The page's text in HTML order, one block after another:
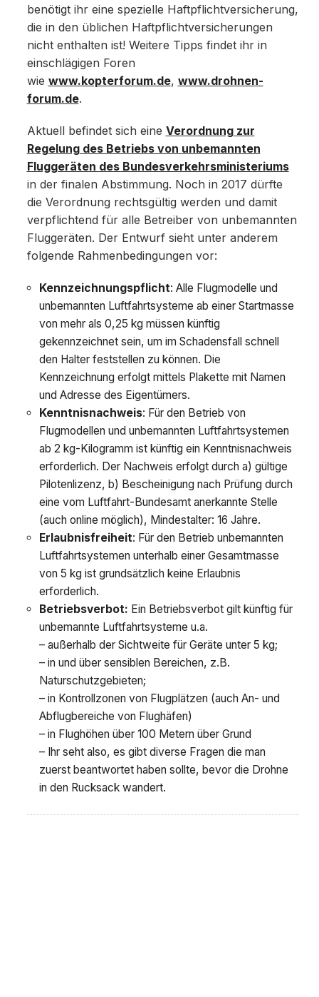
benötigt ihr eine spezielle Haftpflichtversicherung,
die in den üblichen Haftpflichtversicherungen
nicht enthalten ist! Weitere Tipps findet ihr in
einschlägigen Foren
wie www.kopterforum.de, www.drohnen-
forum.de.
Aktuell befindet sich eine Verordnung zur
Regelung des Betriebs von unbemannten
Fluggeräten des Bundesverkehrsministeriums
in der finalen Abstimmung. Noch in 2017 dürfte
die Verordnung rechtsgültig werden und damit
verpflichtend für alle Betreiber von unbemannten
Fluggeräten. Der Entwurf sieht unter anderem
folgende Rahmenbedingungen vor:
Kennzeichnungspflicht: Alle Flugmodelle und
unbemannten Luftfahrtsysteme ab einer Startmasse
von mehr als 0,25 kg müssen künftig
gekennzeichnet sein, um im Schadensfall schnell
den Halter feststellen zu können. Die
Kennzeichnung erfolgt mittels Plakette mit Namen
und Adresse des Eigentümers.
Kenntnisnachweis: Für den Betrieb von
Flugmodellen und unbemannten Luftfahrtsystemen
ab 2 kg-Kilogramm ist künftig ein Kenntnisnachweis
erforderlich. Der Nachweis erfolgt durch a) gültige
Pilotenlizenz, b) Bescheinigung nach Prüfung durch
eine vom Luftfahrt-Bundesamt anerkannte Stelle
(auch online möglich), Mindestalter: 16 Jahre.
Erlaubnisfreiheit: Für den Betrieb unbemannten
Luftfahrtsystemen unterhalb einer Gesamtmasse
von 5 kg ist grundsätzlich keine Erlaubnis
erforderlich.
Betriebsverbot: Ein Betriebsverbot gilt künftig für
unbemannte Luftfahrtsysteme u.a.
– außerhalb der Sichtweite für Geräte unter 5 kg;
– in und über sensiblen Bereichen, z.B.
Naturschutzgebieten;
– in Kontrollzonen von Flugplätzen (auch An- und
Abflugbereiche von Flughäfen)
– in Flughöhen über 100 Metern über Grund
– Ihr seht also, es gibt diverse Fragen die man
zuerst beantwortet haben sollte, bevor die Drohne
in den Rucksack wandert.